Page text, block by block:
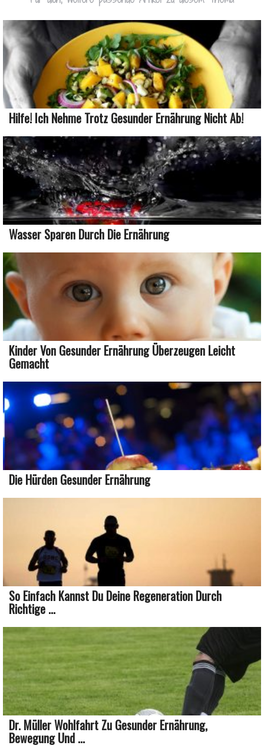
Hilfe! Ich Nehme Trotz Gesunder Ernährung Nicht Ab!
Wasser Sparen Durch Die Ernährung
Kinder Von Gesunder Ernährung Überzeugen Leicht
Gemacht
Die Hürden Gesunder Ernährung
So Einfach Kannst Du Deine Regeneration Durch
Richtige ...
Dr. Müller Wohlfahrt Zu Gesunder Ernährung,
Bewegung Und ...